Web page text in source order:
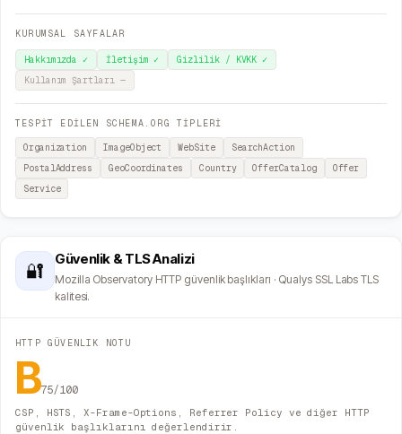
KURUMSAL SAYFALAR
Hakkımızda ✓ İletişim ✓ Gizlilik / KVKK ✓
Kullanım Şartları —
TESPİT EDİLEN SCHEMA.ORG TİPLERİ
Organization ImageObject WebSite
SearchAction
PostalAddress
GeoCoordinates Country OfferCatalog
Offer
Service
🔐
Güvenlik & TLS Analizi
Mozilla Observatory HTTP güvenlik başlıkları · Qualys SSL Labs TLS
kalitesi.
HTTP GÜVENLIK NOTU
B75/100
CSP, HSTS, X-Frame-Options, Referrer Policy ve diğer HTTP
güvenlik başlıklarını değerlendirir.